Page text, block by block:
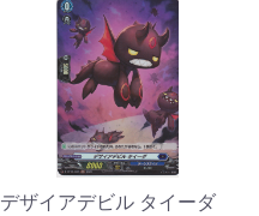
デザイアデビル タイーダ